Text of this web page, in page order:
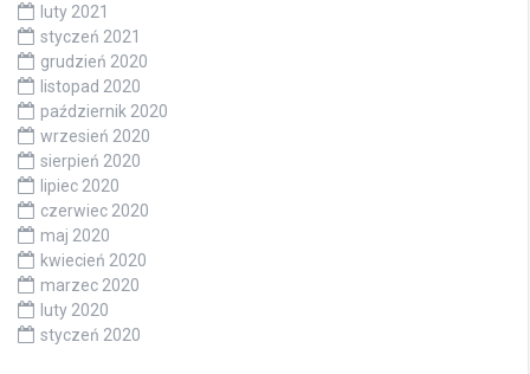
luty 2021
styczeń 2021
grudzień 2020
listopad 2020
październik 2020
wrzesień 2020
sierpień 2020
lipiec 2020
czerwiec 2020
maj 2020
kwiecień 2020
marzec 2020
luty 2020
styczeń 2020